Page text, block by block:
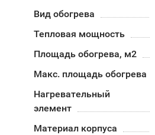
Вид обогрева
Тепловая мощность
Площадь обогрева, м2
Макс. площадь обогрева
Нагревательный
элемент
Материал корпуса